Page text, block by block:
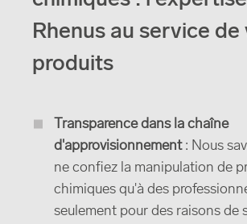
Rhenus au service de
produits
Transparence dans la chaîne
d'approvisionnement: Nous
ne confiez la manipulation de
chimiques qu'à des
seulement pour des raisons de